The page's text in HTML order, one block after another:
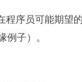
序员可能期望
例子）。